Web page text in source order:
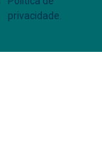
privacidade.